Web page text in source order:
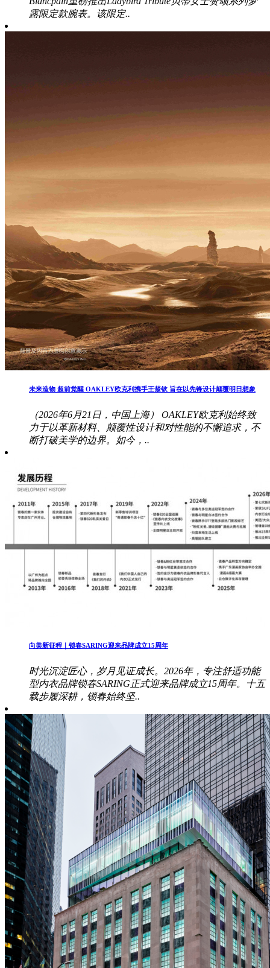
露限定款腕表。该限定..
未来造物 超前觉醒 OAKLEY欧克利携手王楚钦 旨在以先锋设计颠覆明日想象
（2026年6月21日，中国上海） OAKLEY欧克利始终致
力于以革新材料、颠覆性设计和对性能的不懈追求，不
断打破美学的边界。如今，..
向美新征程｜锁春SARING迎来品牌成立15周年
时光沉淀匠心，岁月见证成长。2026年，专注舒适功能
型内衣品牌锁春SARING正式迎来品牌成立15周年。十五
载步履深耕，锁春始终坚..